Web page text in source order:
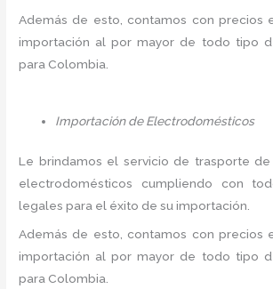
Además de esto, contamos con precios
importación al por mayor de todo tipo
para Colombia.
Importación de Electrodomésticos
Le brindamos el servicio de trasporte
electrodomésticos cumpliendo con
legales para el éxito de su importación.
Además de esto, contamos con precios
importación al por mayor de todo tipo
para Colombia.